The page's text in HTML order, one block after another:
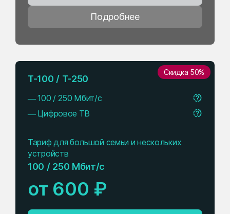
Подробнее
Скидка 50%
T-100 / T-250
— 100 / 250 Мбит/с
— Цифровое ТВ
Тариф для большой семьи и нескольких
устройств
100 / 250 Мбит/с
от 600 ₽